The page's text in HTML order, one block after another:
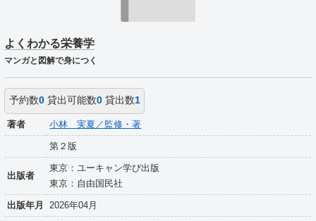
よくわかる栄養学
マンガと図解で身につく
予約数0貸出可能数0貸出数1
著者 小林 実夏／監修・著
第２版
出版者
東京：ユーキャン学び出版
東京：自由国民社
出版年月 2026年04月